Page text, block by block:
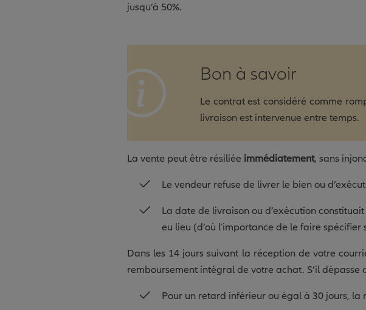
jusqu’à 50%.
Bon à savoir
Le contrat est considéré comme
livraison est intervenue entre temps.
La vente peut être résiliée immédiatement, sans
Le vendeur refuse de livrer le bien ou
La date de livraison ou d’exécution constituait
eu lieu (d’où l’importance de le faire
Dans les 14 jours suivant la réception de votre
remboursement intégral de votre achat. S’il
Pour un retard inférieur ou égal à 30 jours, la